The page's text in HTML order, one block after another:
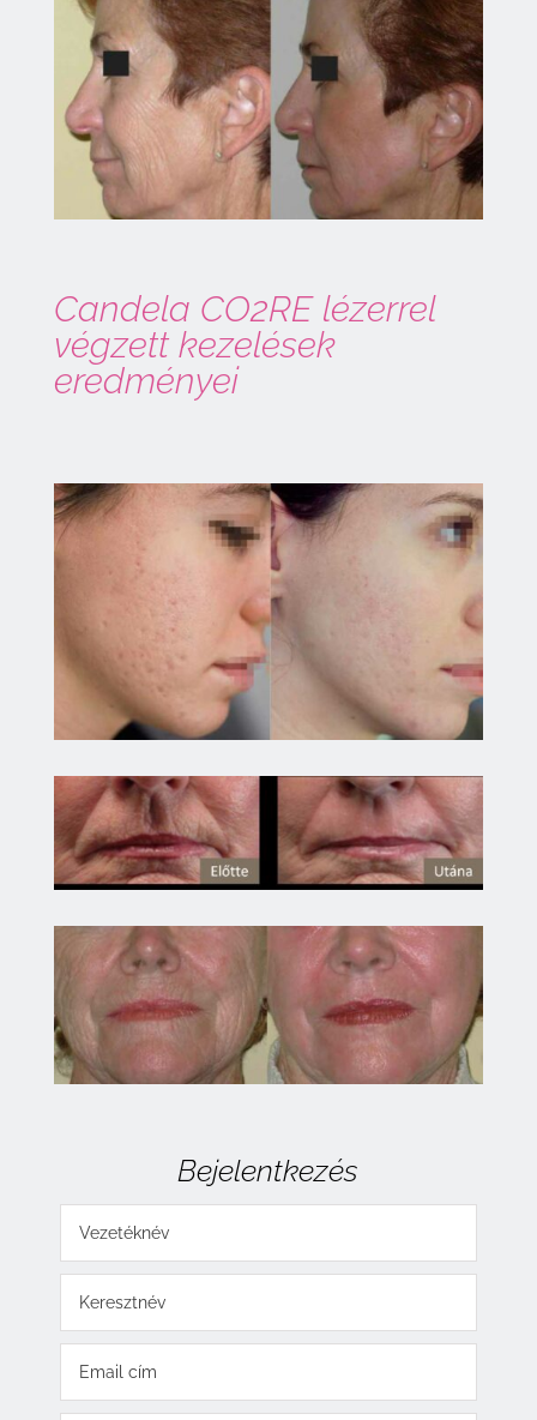
Candela CO2RE lézerrel
végzett kezelések
eredményei
Bejelentkezés